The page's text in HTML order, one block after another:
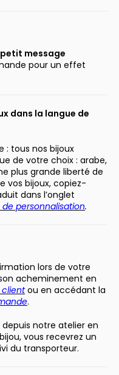
petit message
pour un effet
dans la langue de
: tous nos bijoux
de votre choix : arabe,
plus grande liberté de
vos bijoux, copiez-
dans l’onglet
personnalisation.
lors de votre
acheminement en
ou en accédant la
.
notre atelier en
vous recevrez un
du transporteur.